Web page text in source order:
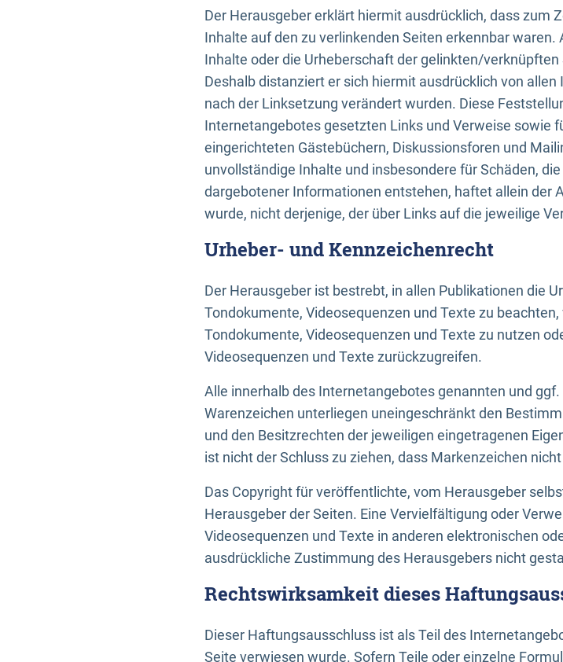
Der Herausgeber erklärt hiermit ausdrücklich, dass zum
Inhalte auf den zu verlinkenden Seiten erkennbar
Inhalte oder die Urheberschaft der gelinkten/
Deshalb distanziert er sich hiermit ausdrücklich von
nach der Linksetzung verändert wurden. Diese
Internetangebotes gesetzten Links und Verweise sowie
eingerichteten Gästebüchern, Diskussionsforen und
unvollständige Inhalte und insbesondere für Schäden,
dargebotener Informationen entstehen, haftet allein der
wurde, nicht derjenige, der über Links auf die jeweilige
Urheber- und Kennzeichenrecht
Der Herausgeber ist bestrebt, in allen Publikationen die
Tondokumente, Videosequenzen und Texte zu
Tondokumente, Videosequenzen und Texte zu nutzen
Videosequenzen und Texte zurückzugreifen.
Alle innerhalb des Internetangebotes genannten und
Warenzeichen unterliegen uneingeschränkt den
und den Besitzrechten der jeweiligen eingetragenen
ist nicht der Schluss zu ziehen, dass Markenzeichen
Das Copyright für veröffentlichte, vom Herausgeber
Herausgeber der Seiten. Eine Vervielfältigung oder
Videosequenzen und Texte in anderen elektronischen
ausdrückliche Zustimmung des Herausgebers nicht
Rechtswirksamkeit dieses
Dieser Haftungsausschluss ist als Teil des
Seite verwiesen wurde. Sofern Teile oder einzelne